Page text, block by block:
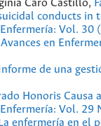
Caro Castillo,
conducts in
Vol. 30
en
Informe de una
Honoris Causa
Vol. 29
La enfermería en el